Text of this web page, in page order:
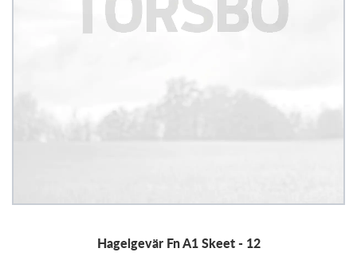
Hagelgevär Fn A1 Skeet - 12